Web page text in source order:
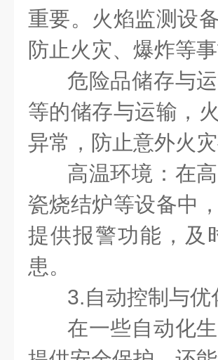
重要。火焰监测设
防止火灾、爆炸等
危险品储存与
等的储存与运输，
异常，防止意外火
高温环境：在
瓷烧结炉等设备中
提供报警功能，及
患。
3.自动控制与优
在一些自动化